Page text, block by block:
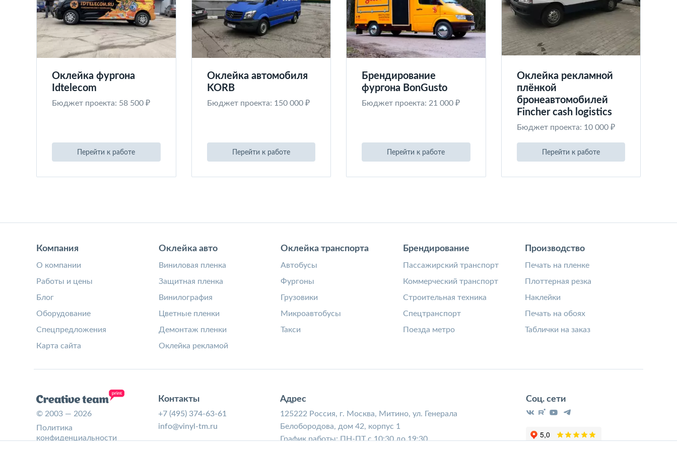
Оклейка фургона
Idtelecom
Бюджет проекта: 58 500 ₽
Перейти к работе
Оклейка автомобиля
KORB
Бюджет проекта: 150 000 ₽
Перейти к работе
Брендирование
фургона BonGusto
Бюджет проекта: 21 000 ₽
Перейти к работе
Оклейка рекламной
плёнкой
бронеавтомобилей
Fincher cash logistics
Бюджет проекта: 10 000 ₽
Перейти к работе
Компания
О компании
Работы и цены
Блог
Оборудование
Спецпредложения
Карта сайта
Оклейка авто
Виниловая пленка
Защитная пленка
Винилография
Цветные пленки
Демонтаж пленки
Оклейка рекламой
Оклейка транспорта
Автобусы
Фургоны
Грузовики
Микроавтобусы
Такси
Брендирование
Пассажирский транспорт
Коммерческий транспорт
Строительная техника
Спецтранспорт
Поезда метро
Производство
Печать на пленке
Плоттерная резка
Наклейки
Печать на обоях
Таблички на заказ
© 2003 — 2026
Политика
конфиденциальности
Контакты
+7 (495) 374-63-61
info@vinyl-tm.ru
Адрес
125222 Россия, г. Москва, Митино, ул. Генерала
Белобородова, дом 42, корпус 1
График работы: ПН-ПТ с 10:30 до 19:30
Соц. сети